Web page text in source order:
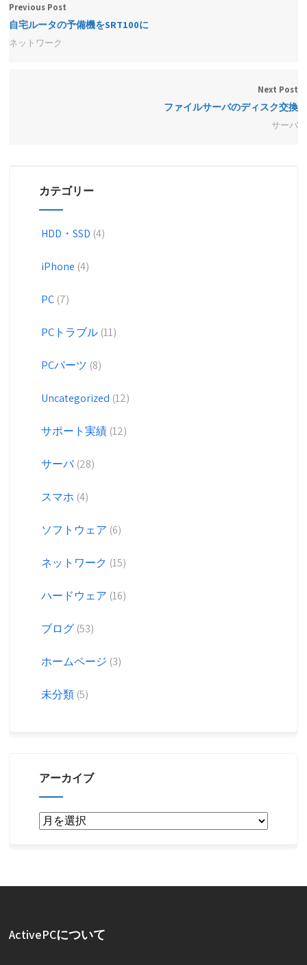
Previous Post
自宅ルータの予備機をSRT100に
ネットワーク
Next Post
ファイルサーバのディスク交換
サーバ
カテゴリー
HDD・SSD (4)
iPhone (4)
PC(7)
PCトラブル(11)
PCパーツ (8)
Uncategorized (12)
サポート実績(12)
サーバ(28)
スマホ (4)
ソフトウェア (6)
ネットワーク (15)
ハードウェア (16)
ブログ(53)
ホームページ (3)
未分類(5)
アーカイブ
ア
ActivePCについて